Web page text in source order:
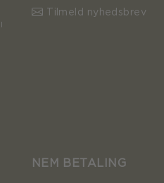
Tilmeld nyhedsbrev
NEM BETALING